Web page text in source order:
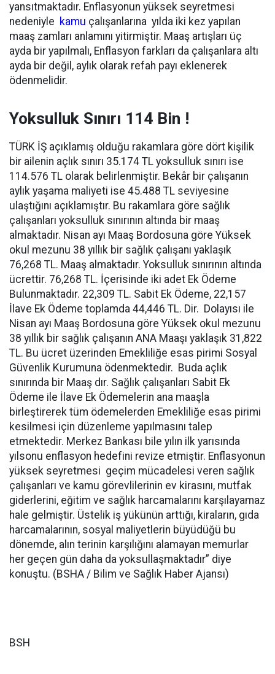
yansıtmaktadır. Enflasyonun yüksek seyretmesi
nedeniyle kamu çalışanlarına yılda iki kez yapılan
maaş zamları anlamını yitirmiştir. Maaş artışları üç
ayda bir yapılmalı, Enflasyon farkları da çalışanlara altı
ayda bir değil, aylık olarak refah payı eklenerek
ödenmelidir.
Yoksulluk Sınırı 114 Bin !
TÜRK İŞ açıklamış olduğu rakamlara göre dört kişilik
bir ailenin açlık sınırı 35.174 TL yoksulluk sınırı ise
114.576 TL olarak belirlenmiştir. Bekâr bir çalışanın
aylık yaşama maliyeti ise 45.488 TL seviyesine
ulaştığını açıklamıştır. Bu rakamlara göre sağlık
çalışanları yoksulluk sınırının altında bir maaş
almaktadır. Nisan ayı Maaş Bordosuna göre Yüksek
okul mezunu 38 yıllık bir sağlık çalışanı yaklaşık
76,268 TL. Maaş almaktadır. Yoksulluk sınırının altında
ücrettir. 76,268 TL. İçerisinde iki adet Ek Ödeme
Bulunmaktadır. 22,309 TL. Sabit Ek Ödeme, 22,157
İlave Ek Ödeme toplamda 44,446 TL. Dir. Dolayısı ile
Nisan ayı Maaş Bordosuna göre Yüksek okul mezunu
38 yıllık bir sağlık çalışanın ANA Maaşı yaklaşık 31,822
TL. Bu ücret üzerinden Emekliliğe esas pirimi Sosyal
Güvenlik Kurumuna ödenmektedir. Buda açlık
sınırında bir Maaş dır. Sağlık çalışanları Sabit Ek
Ödeme ile İlave Ek Ödemelerin ana maaşla
birleştirerek tüm ödemelerden Emekliliğe esas pirimi
kesilmesi için düzenleme yapılmasını talep
etmektedir. Merkez Bankası bile yılın ilk yarısında
yılsonu enflasyon hedefini revize etmiştir. Enflasyonun
yüksek seyretmesi geçim mücadelesi veren sağlık
çalışanları ve kamu görevlilerinin ev kirasını, mutfak
giderlerini, eğitim ve sağlık harcamalarını karşılayamaz
hale gelmiştir. Üstelik iş yükünün arttığı, kiraların, gıda
harcamalarının, sosyal maliyetlerin büyüdüğü bu
dönemde, alın terinin karşılığını alamayan memurlar
her geçen gün daha da yoksullaşmaktadır” diye
konuştu. (BSHA / Bilim ve Sağlık Haber Ajansı)
BSH